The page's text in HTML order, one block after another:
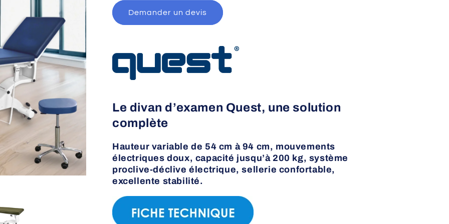
Demander un devis
Le divan d’examen Quest, une solution
complète
Hauteur variable de 54 cm à 94 cm, mouvements
électriques doux, capacité jusqu’à 200 kg, système
proclive-déclive électrique, sellerie confortable,
excellente stabilité.